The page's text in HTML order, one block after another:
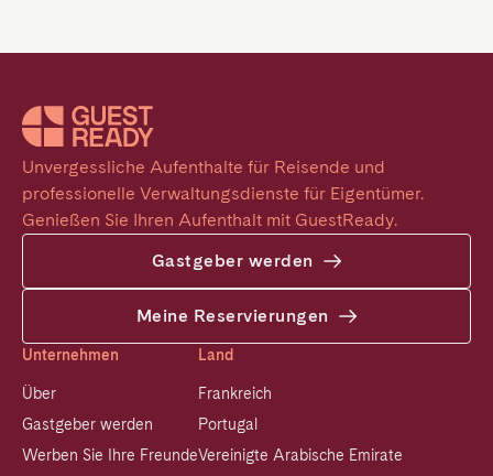
Unvergessliche Aufenthalte für Reisende und
professionelle Verwaltungsdienste für Eigentümer.
Genießen Sie Ihren Aufenthalt mit GuestReady.
Gastgeber werden
Meine Reservierungen
Unternehmen
Über
Gastgeber werden
Werben Sie Ihre Freunde
Land
Frankreich
Portugal
Vereinigte Arabische Emirate